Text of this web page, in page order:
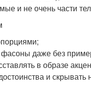
и не очень части
фасоны даже без
в образе
и скрывать